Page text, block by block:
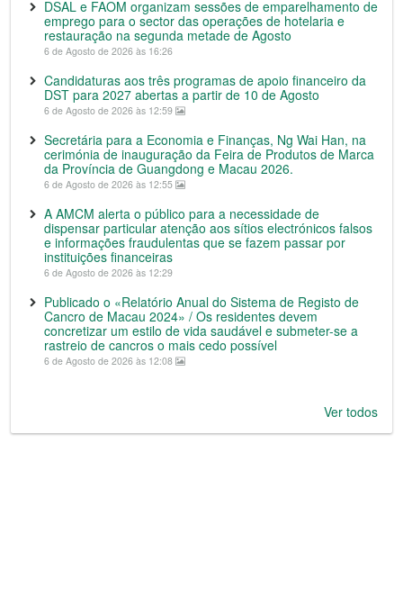
DSAL e FAOM organizam sessões de emparelhamento de
emprego para o sector das operações de hotelaria e
restauração na segunda metade de Agosto
6 de Agosto de 2026 às 16:26
Candidaturas aos três programas de apoio financeiro da
DST para 2027 abertas a partir de 10 de Agosto
6 de Agosto de 2026 às 12:59
Secretária para a Economia e Finanças, Ng Wai Han, na
cerimónia de inauguração da Feira de Produtos de Marca
da Província de Guangdong e Macau 2026.
6 de Agosto de 2026 às 12:55
A AMCM alerta o público para a necessidade de
dispensar particular atenção aos sítios electrónicos falsos
e informações fraudulentas que se fazem passar por
instituições financeiras
6 de Agosto de 2026 às 12:29
Publicado o «Relatório Anual do Sistema de Registo de
Cancro de Macau 2024» / Os residentes devem
concretizar um estilo de vida saudável e submeter-se a
rastreio de cancros o mais cedo possível
6 de Agosto de 2026 às 12:08
Ver todos